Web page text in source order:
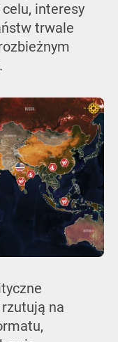
interesy
trwale
na